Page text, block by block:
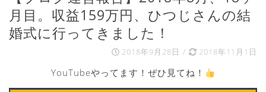
月目。収益159万円、ひつじさんの結
婚式に行ってきました！
2018年9月28日 / 2018年11月1日
YouTubeやってます！ぜひ見てね！